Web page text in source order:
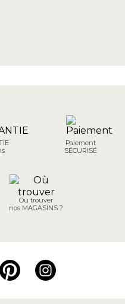
Paiement
SÉCURISÉ
Où trouver
nos MAGASINS ?